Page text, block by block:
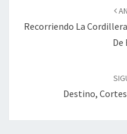
entradas
Recorriendo La
De
Destino,